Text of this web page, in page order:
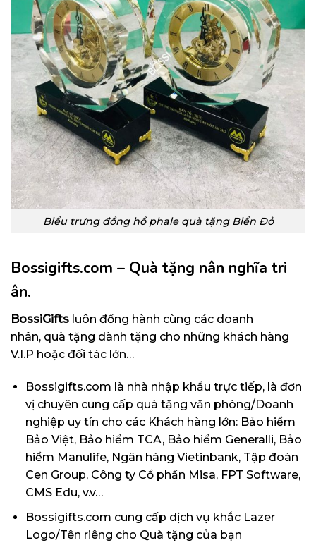
Biểu trưng đồng hồ phale quà tặng Biển Đỏ
Bossigifts.com – Quà tặng nân nghĩa tri
ân.
BossiGifts luôn đồng hành cùng các doanh
nhân, quà tặng dành tặng cho những khách hàng
V.I.P hoặc đối tác lớn…
Bossigifts.com là nhà nhập khẩu trực tiếp, là đơn
vị chuyên cung cấp quà tặng văn phòng/Doanh
nghiệp uy tín cho các Khách hàng lớn: Bảo hiểm
Bảo Việt, Bảo hiểm TCA, Bảo hiểm Generalli, Bảo
hiểm Manulife, Ngân hàng Vietinbank, Tập đoàn
Cen Group, Công ty Cổ phần Misa, FPT Software,
CMS Edu, v.v…
Bossigifts.com cung cấp dịch vụ khắc Lazer
Logo/Tên riêng cho Quà tặng của bạn